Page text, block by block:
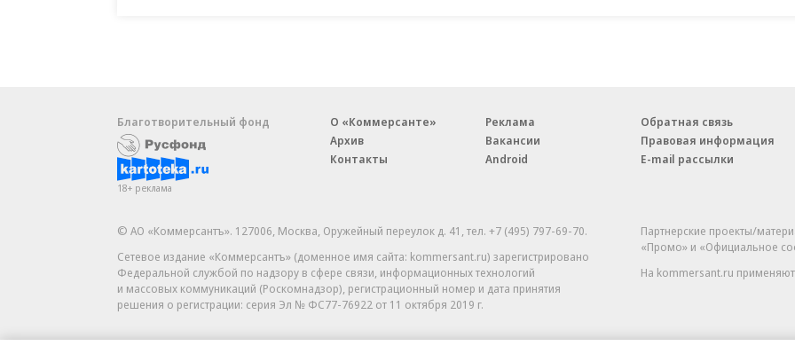
Благотворительный фонд
18+ реклама
О «Коммерсанте»
Архив
Контакты
Реклама
Вакансии
Android
Обратная связь
Правовая информация
E-mail рассылки
© АО «Коммерсантъ». 127006, Москва, Оружейный переулок д. 41, тел. +7 (495) 797-69-70.
Сетевое издание «Коммерсантъ» (доменное имя сайта: kommersant.ru) зарегистрировано
Федеральной службой по надзору в сфере связи, информационных технологий
и массовых коммуникаций (Роскомнадзор), регистрационный номер и дата принятия
решения о регистрации: серия Эл № ФС77-76922 от 11 октября 2019 г.
Партнерские проекты/
«Промо» и «Официальное
На kommersant.ru